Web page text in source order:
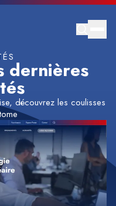
dernières
découvrez les coulisses